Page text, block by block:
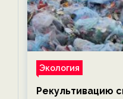
Экология
Рекультивацию